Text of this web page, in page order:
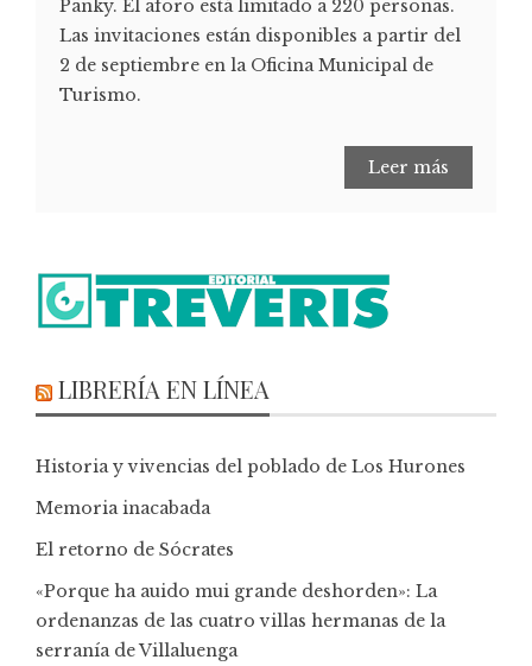
Panky. El aforo está limitado a 220 personas.
Las invitaciones están disponibles a partir del
2 de septiembre en la Oficina Municipal de
Turismo.
Leer más
LIBRERÍA EN LÍNEA
Historia y vivencias del poblado de Los Hurones
Memoria inacabada
El retorno de Sócrates
«Porque ha auido mui grande deshorden»: La
ordenanzas de las cuatro villas hermanas de la
serranía de Villaluenga